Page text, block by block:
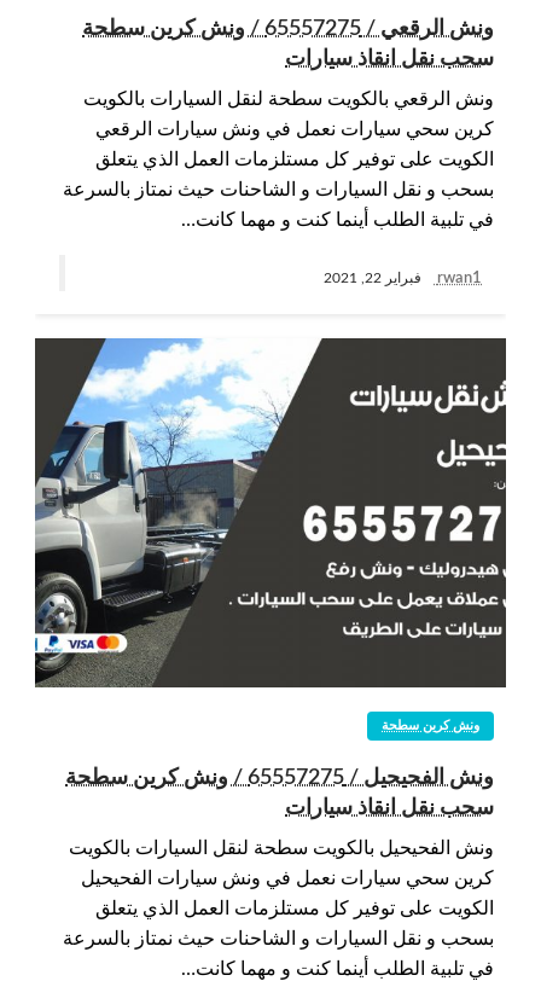
ونش الرقعي / 65557275 / ونش كرين سطحة
سحب نقل انقاذ سيارات
ونش الرقعي بالكويت سطحة لنقل السيارات بالكويت
كرين سحي سيارات نعمل في ونش سيارات الرقعي
الكويت على توفير كل مستلزمات العمل الذي يتعلق
بسحب و نقل السيارات و الشاحنات حيث نمتاز بالسرعة
في تلبية الطلب أينما كنت و مهما كانت…
rwan1 فبراير 22, 2021
ونش كرين سطحة
ونش الفحيحيل / 65557275 / ونش كرين سطحة
سحب نقل انقاذ سيارات
ونش الفحيحيل بالكويت سطحة لنقل السيارات بالكويت
كرين سحي سيارات نعمل في ونش سيارات الفحيحيل
الكويت على توفير كل مستلزمات العمل الذي يتعلق
بسحب و نقل السيارات و الشاحنات حيث نمتاز بالسرعة
في تلبية الطلب أينما كنت و مهما كانت…